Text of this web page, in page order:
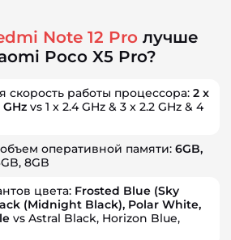
Note 12 Pro лучше
Poco X5 Pro?
скорость работы процессора: 2 x
GHz vs 1 x 2.4 GHz & 3 x 2.2 GHz & 4
оперативной памяти: 6GB,
8GB
цвета: Frosted Blue (Sky
(Midnight Black), Polar White,
vs Astral Black, Horizon Blue,